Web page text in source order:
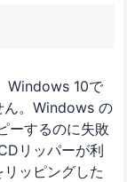
Windows 10で
ん。Windows の
ーするのに失敗
リッパーが利
ッピングした